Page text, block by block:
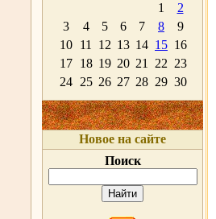
1
2
3
4 5 6 7 8
9
10 11 12 13 14 15 16
17 18 19 20 21 22 23
24 25 26 27 28 29 30
Новое на сайте
Поиск